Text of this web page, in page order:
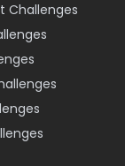
Challenges